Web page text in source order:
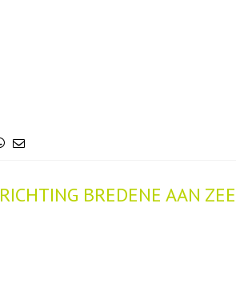
BREDENE AAN ZEE